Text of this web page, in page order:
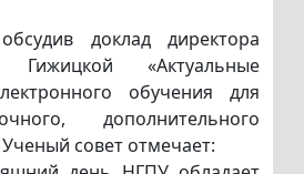
доклад директора
«Актуальные
обучения для
дополнительного
совет отмечает: